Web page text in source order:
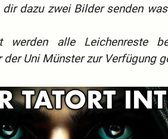
dazu zwei Bilder senden
werden alle Leichenreste
Uni Münster zur Verfügung